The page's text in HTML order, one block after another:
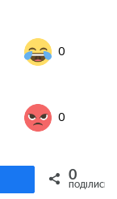
0
0
Поділитися0
ПОДІЛИСЬ